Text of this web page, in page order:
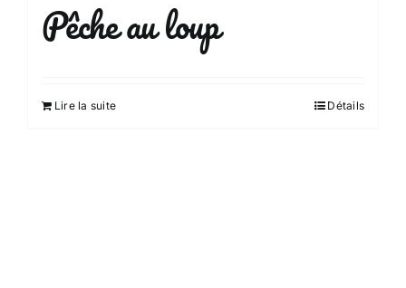
Pêche au loup
Lire la suite Détails